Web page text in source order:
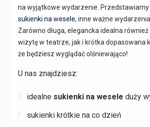
na wyjątkowe wydarzenie. Przedstawiamy
sukienki na wesele, inne ważne
Zarówno długa, elegancka idealna
wizytę w teatrze, jak i krótka dopasowana
że będziesz wyglądać olśniewająco!
U nas znajdziesz:
idealne sukienki na wesele duży
sukienki krótkie na co dzień